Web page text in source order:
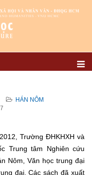
HÁN NÔM
Trường ĐHKHXH và
Trung tâm Nghiên cứu
Nôm, Văn học trung đại
đại. Các sách đã xuất